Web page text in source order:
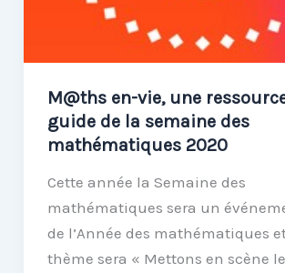
2020
M@ths en-vie, une
guide de la semaine des
mathématiques 2020
Cette année la Semaine des
mathématiques sera un
de l’Année des mathématiques
thème sera « Mettons en scène